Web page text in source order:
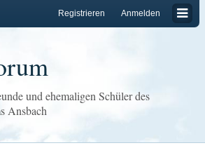
Anmelden
Registrieren
und ehemaligen Schüler des
Ansbach